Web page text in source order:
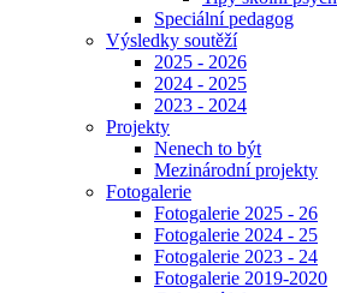
Speciální pedagog
Výsledky soutěží
2025 - 2026
2024 - 2025
2023 - 2024
Projekty
Nenech to být
Mezinárodní projekty
Fotogalerie
Fotogalerie 2025 - 26
Fotogalerie 2024 - 25
Fotogalerie 2023 - 24
Fotogalerie 2019-2020